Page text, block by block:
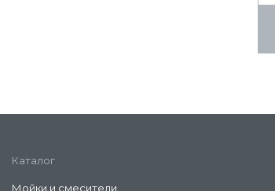
Каталог
Мойки и смесители